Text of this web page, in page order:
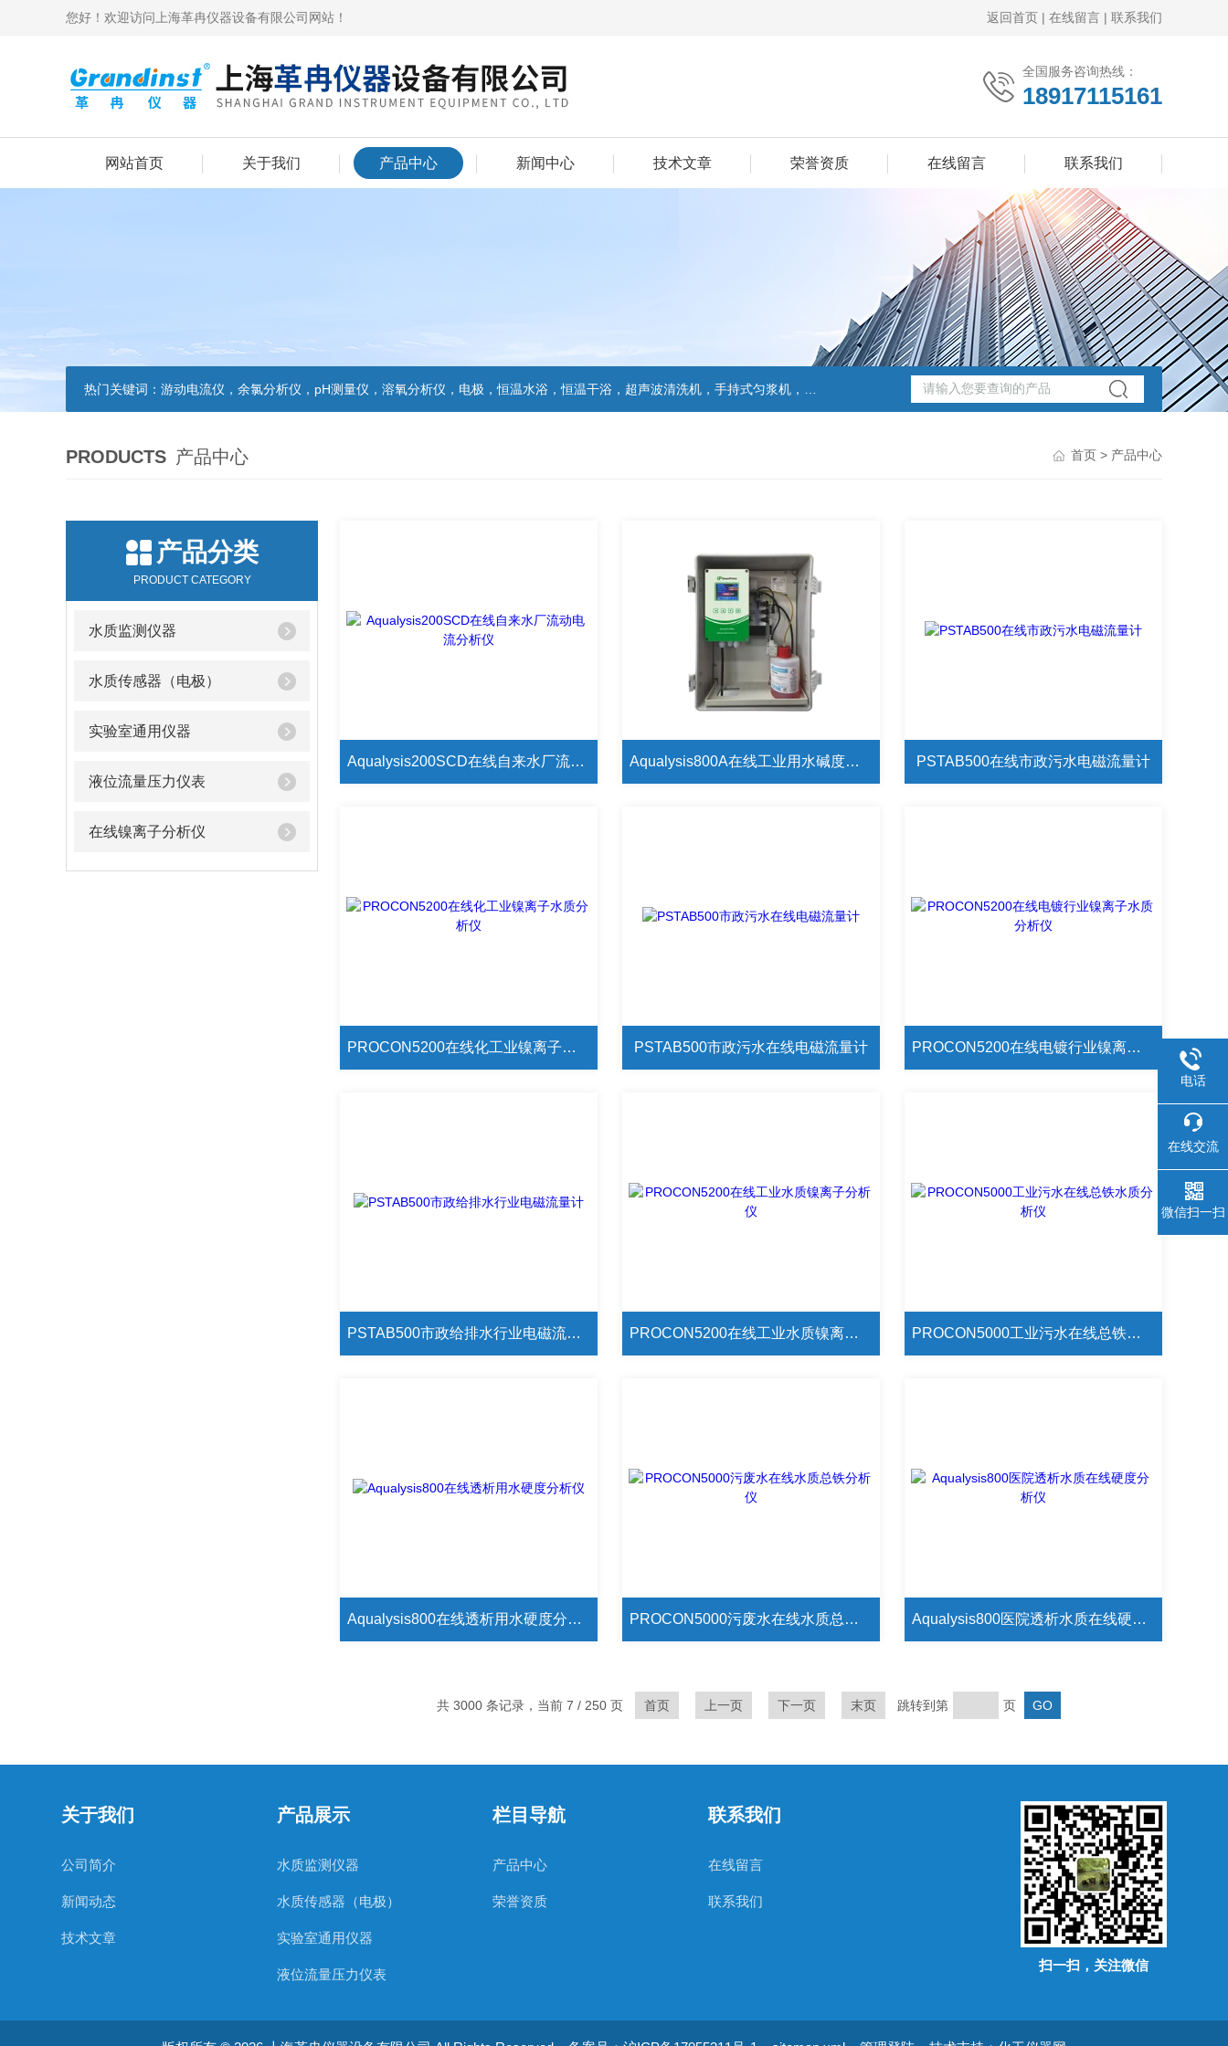
您好！欢迎访问上海革冉仪器设备有限公司网站！ 返回首页 | 在线留言 | 联系我们
全国服务咨询热线：
18917115161
网站首页 关于我们 产品中心 新闻中心 技术文章 荣誉资质 在线留言 联系我们
热门关键词： 游动电流仪，余氯分析仪，pH测量仪，溶氧分析仪，电极，恒温水浴，恒温干浴，超声波清洗机，手持式匀浆机，匀浆分散机,
PRODUCTS 产品中心 首页 > 产品中心
产品分类
PRODUCT CATEGORY
水质监测仪器
水质传感器（电极）
实验室通用仪器
液位流量压力仪表
在线镍离子分析仪
Aqualysis200SCD在线自来水厂流动电流分析仪 Aqualysis800A在线工业用水碱度分析仪 PSTAB500在线市政污水电磁流量计
PROCON5200在线化工业镍离子水质分析仪 PSTAB500市政污水在线电磁流量计 PROCON5200在线电镀行业镍离子水质分析仪
PSTAB500市政给排水行业电磁流量计 PROCON5200在线工业水质镍离子分析仪 PROCON5000工业污水在线总铁水质分析仪
Aqualysis800在线透析用水硬度分析仪 PROCON5000污废水在线水质总铁分析仪 Aqualysis800医院透析水质在线硬度分析仪
共 3000 条记录，当前 7 / 250 页 首页 上一页 下一页 末页 跳转到第 页
关于我们
公司简介
新闻动态
技术文章
产品展示
水质监测仪器
水质传感器（电极）
实验室通用仪器
液位流量压力仪表
栏目导航
产品中心
荣誉资质
联系我们
在线留言
联系我们
扫一扫，关注微信
电话
在线交流
微信扫一扫